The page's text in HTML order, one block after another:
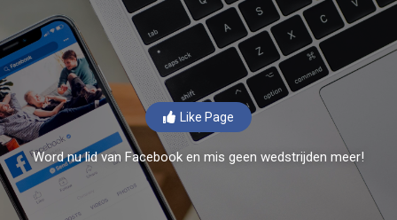
Like Page
Word nu lid van Facebook en mis geen wedstrijden meer!